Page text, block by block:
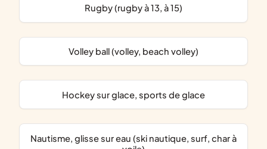
Rugby (rugby à 13, à 15)
Volley ball (volley, beach volley)
hockey sur glace, sports de glace
nautisme, glisse sur eau (ski nautique, surf, char à